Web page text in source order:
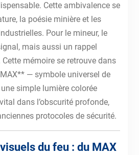
Cette ambivalence se
la poésie minière et les
Pour le mineur, le
mais aussi un rappel
mémoire se retrouve dans
— symbole universel de
simple lumière colorée
dans l’obscurité profonde,
protocoles de sécurité.
du feu : du MAX